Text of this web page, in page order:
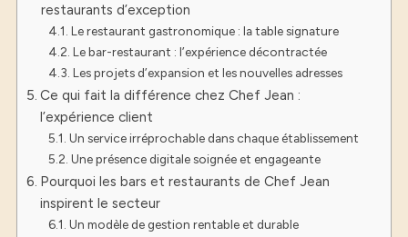
restaurants d’exception
Le restaurant gastronomique : la table signature
Le bar-restaurant : l’expérience décontractée
Les projets d’expansion et les nouvelles adresses
Ce qui fait la différence chez Chef Jean :
l’expérience client
Un service irréprochable dans chaque établissement
Une présence digitale soignée et engageante
Pourquoi les bars et restaurants de Chef Jean
inspirent le secteur
Un modèle de gestion rentable et durable